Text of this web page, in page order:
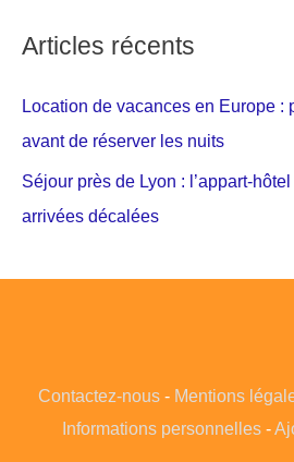
Articles récents
Location de vacances en Europe :
avant de réserver les nuits
Séjour près de Lyon : l’appart-
arrivées décalées
Contactez-nous- Mentions
Informations personnelles -